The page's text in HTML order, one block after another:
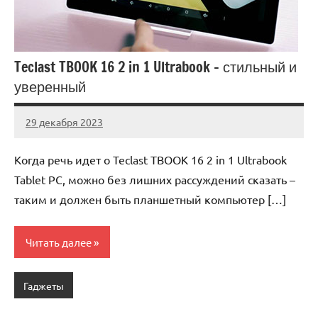
Teclast TBOOK 16 2 in 1 Ultrabook – стильный и
уверенный
29 декабря 2023
novos_ti_ru
Нет
Когда речь идет о Teclast TBOOK 16 2 in 1 Ultrabook
Tablet PC, можно без лишних рассуждений сказать –
таким и должен быть планшетный компьютер […]
Читать далее
Гаджеты